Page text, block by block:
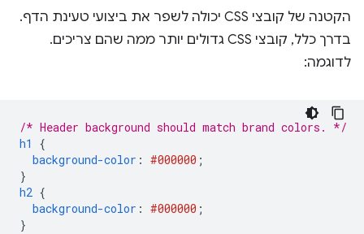
הקטנה של קובצי CSS יכולה לשפר את ביצועי טעינת הדף.
בדרך כלל, קובצי CSS גדולים יותר ממה שהם צריכים.
לדוגמה:
/* Header background should match brand colors. */
h1
{
background-color : #000000 ;
}
h2 {
background-color : #000000 ;
}